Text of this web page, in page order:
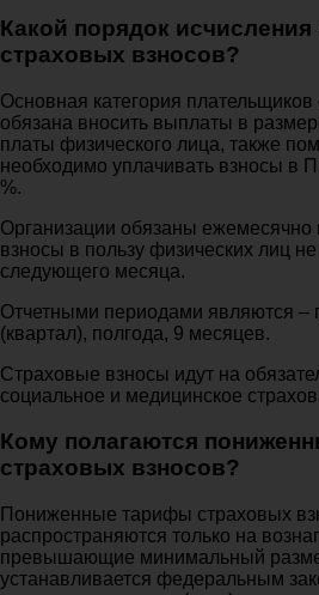
Какой порядок исчисления
страховых взносов?
Основная категория плательщиков
обязана вносить выплаты в
платы физического лица, также
необходимо уплачивать взносы в
%.
Организации обязаны ежемесячно
взносы в пользу физических лиц
следующего месяца.
Отчетными периодами являются –
(квартал), полгода, 9 месяцев.
Страховые взносы идут на
социальное и медицинское
Кому полагаются
страховых взносов?
Пониженные тарифы страховых
распространяются только на
превышающие минимальный
устанавливается федеральным